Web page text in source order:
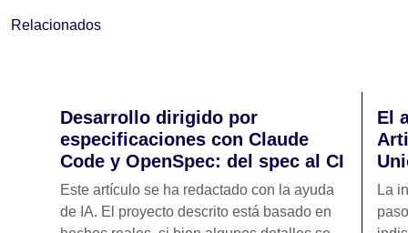
Relacionados
Desarrollo dirigido por
especificaciones con Claude
Code y OpenSpec: del spec al CI
Este artículo se ha redactado con la ayuda
de IA. El proyecto descrito está basado en
El
La